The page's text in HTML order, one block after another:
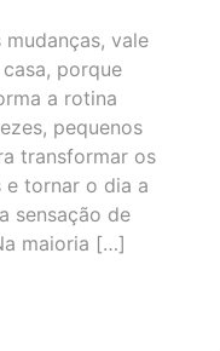
vale
porque
a rotina
pequenos
transformar os
e tornar o dia a
sensação de
maioria […]